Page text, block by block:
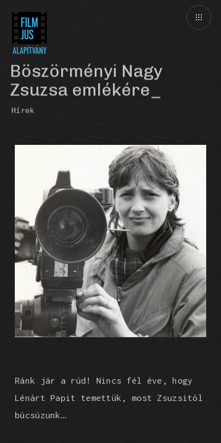
Böszörményi Nagy
Zsuzsa emlékére
Hírek
Ránk jár a rúd! Nincs fél éve, hogy
Lénárt Papit temettük, most Zsuzsitól
búcsúzunk…